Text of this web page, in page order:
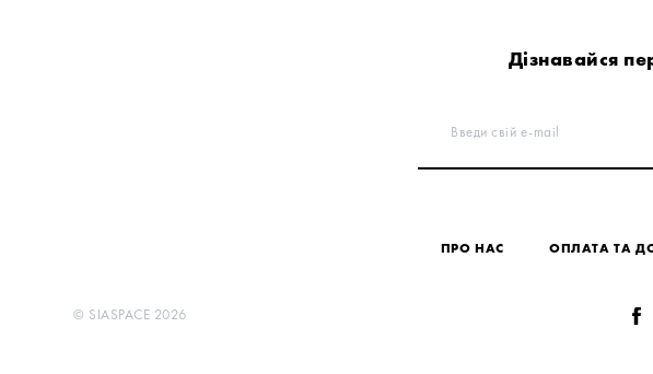
Дізнавайся
Введи свій e-mail
ПРО НАС ОПЛАТА ТА
© SIASPACE 2026